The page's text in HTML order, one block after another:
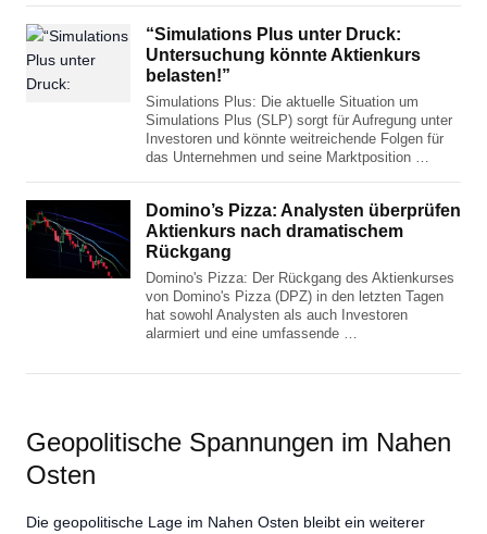
“Simulations Plus unter Druck:
Untersuchung könnte Aktienkurs
belasten!”
Simulations Plus: Die aktuelle Situation um
Simulations Plus (SLP) sorgt für Aufregung unter
Investoren und könnte weitreichende Folgen für
das Unternehmen und seine Marktposition …
Domino’s Pizza: Analysten überprüfen
Aktienkurs nach dramatischem
Rückgang
Domino's Pizza: Der Rückgang des Aktienkurses
von Domino's Pizza (DPZ) in den letzten Tagen
hat sowohl Analysten als auch Investoren
alarmiert und eine umfassende …
Geopolitische Spannungen im Nahen
Osten
Die geopolitische Lage im Nahen Osten bleibt ein weiterer